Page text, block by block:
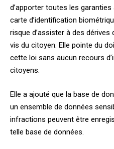
d’apporter toutes les garanties
carte d’identification
risque d’assister à des
vis du citoyen. Elle pointe du
cette loi sans aucun recours
citoyens.
Elle a ajouté que la base de
un ensemble de données
infractions peuvent être
telle base de données.